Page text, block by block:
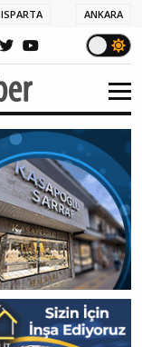
ISPARTA ANKARA